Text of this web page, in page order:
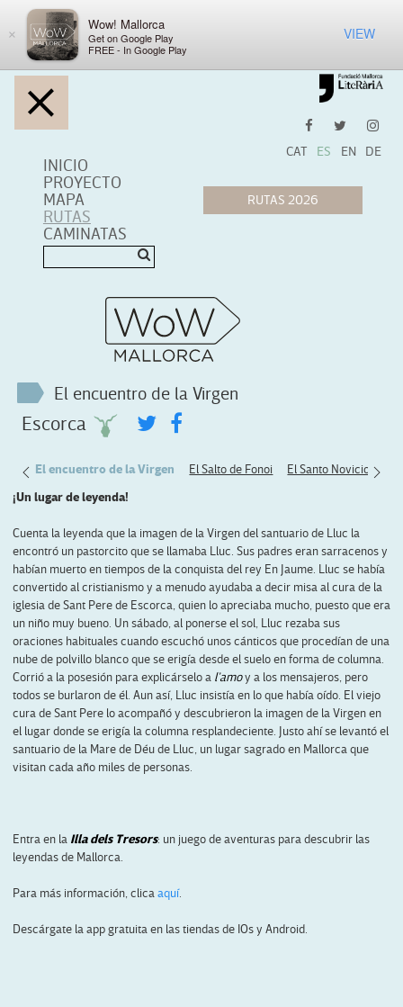
×
Wow! Mallorca
Get on Google Play
FREE - In Google Play
VIEW
INICIO
PROYECTO
MAPA
RUTAS
CAMINATAS
CAT ES EN DE
El encuentro de la Virgen
Escorca
El encuentro de la Virgen El Salto de Fonoi El Santo Novicio
¡Un lugar de leyenda!
Cuenta la leyenda que la imagen de la Virgen del santuario de Lluc la
encontró un pastorcito que se llamaba Lluc. Sus padres eran sarracenos y
habían muerto en tiempos de la conquista del rey En Jaume. Lluc se había
convertido al cristianismo y a menudo ayudaba a decir misa al cura de la
iglesia de Sant Pere de Escorca, quien lo apreciaba mucho, puesto que era
un niño muy bueno. Un sábado, al ponerse el sol, Lluc rezaba sus
oraciones habituales cuando escuchó unos cánticos que procedían de una
nube de polvillo blanco que se erigía desde el suelo en forma de columna.
Corrió a la posesión para explicárselo a l’amoy a los mensajeros, pero
todos se burlaron de él. Aun así, Lluc insistía en lo que había oído. El viejo
cura de Sant Pere lo acompañó y descubrieron la imagen de la Virgen en
el lugar donde se erigía la columna resplandeciente. Justo ahí se levantó el
santuario de la Mare de Déu de Lluc, un lugar sagrado en Mallorca que
visitan cada año miles de personas.
Entra en la Illa dels Tresors: un juego de aventuras para descubrir las
leyendas de Mallorca.
Para más información, clicaaquí.
Descárgate la app gratuita en las tiendas de IOs y Android.